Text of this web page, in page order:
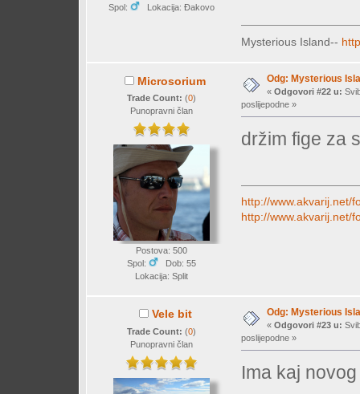
Spol:
Lokacija: Đakovo
Mysterious Island--
Microsorium
Trade Count: (0)
Punopravni član
Postova: 500
Spol:
Dob: 55
Lokacija: Split
Odg: Mysterious
« Odgovori #22 u:
poslijepodne »
držim fige za
http://www.akvarij.net/
http://www.akvarij.net/
Vele bit
Trade Count: (0)
Punopravni član
Odg: Mysterious
« Odgovori #23 u:
poslijepodne »
Ima kaj